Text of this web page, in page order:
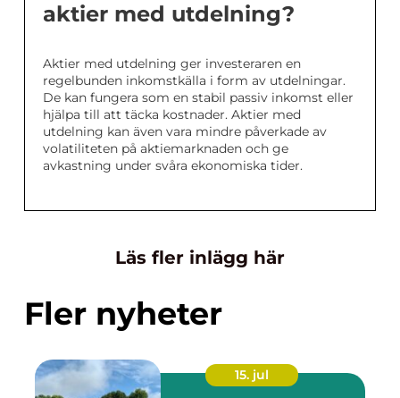
aktier med utdelning?
Aktier med utdelning ger investeraren en
regelbunden inkomstkälla i form av utdelningar.
De kan fungera som en stabil passiv inkomst eller
hjälpa till att täcka kostnader. Aktier med
utdelning kan även vara mindre påverkade av
volatiliteten på aktiemarknaden och ge
avkastning under svåra ekonomiska tider.
Läs fler inlägg här
Fler nyheter
15. jul